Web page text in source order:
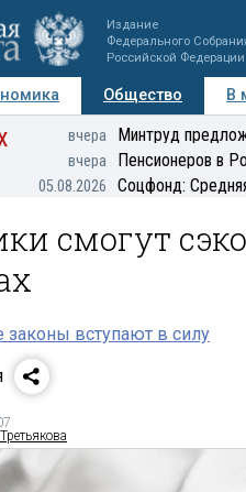
Издание
Федерального
Российской Федерации
Общество В
Мнения Регионы
вчера Минтруд
вчера Пенсионеров в
05.08.2026 Соцфонд:
смогут
законы вступают в силу